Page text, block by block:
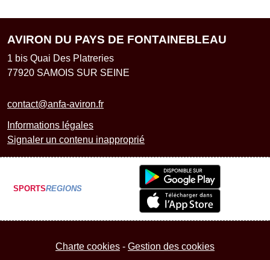
AVIRON DU PAYS DE FONTAINEBLEAU
1 bis Quai Des Platreries
77920 SAMOIS SUR SEINE
contact@anfa-aviron.fr
Informations légales
Signaler un contenu inapproprié
SPORTSREGIONS
Charte cookies Gestion des cookies